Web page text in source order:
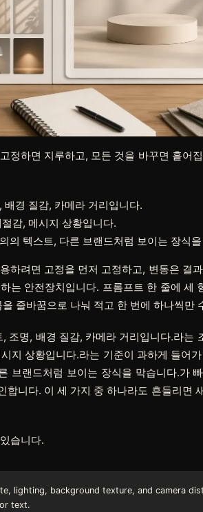
정하면 지루하고, 모든 것을 바꾸면 흩어
배경 질감, 카메라 거리입니다.
감, 메시지 상황입니다.
의 텍스트, 다른 브랜드처럼 보이는 장식
하려면 고정을 먼저 고정하고, 변동은 결
는 안전장치입니다. 프롬프트 한 줄에 세
줄바꿈으로 나눠 적고 한 번에 하나씩만
조명, 배경 질감, 카메라 거리입니다.라는
지 상황입니다.라는 기준이 과하게 들어
브랜드처럼 보이는 장식을 막습니다.가
합니다. 이 세 가지 중 하나라도 흔들리면
습니다.
lighting, background texture, and camera